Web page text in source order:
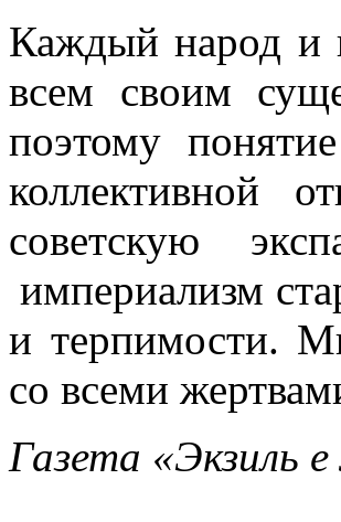
Каждый народ и
всем своим
поэтому
коллективной
советскую
империализм
и терпимости.
со всеми
Газета «Экзиль